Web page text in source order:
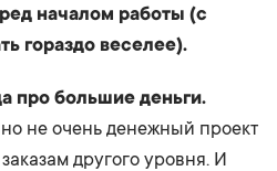
началом работы (с
гораздо веселее).
про большие деньги.
не очень денежный проект
другого уровня. И